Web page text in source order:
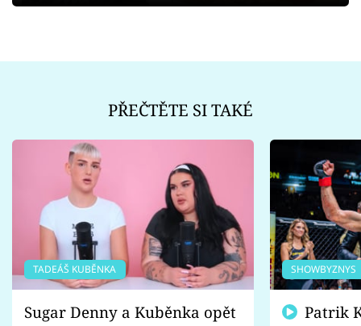
PŘEČTĚTE SI TAKÉ
TADEÁŠ KUBĚNKA
Sugar Denny a Kuběnka opět
SHOWBYZNYS